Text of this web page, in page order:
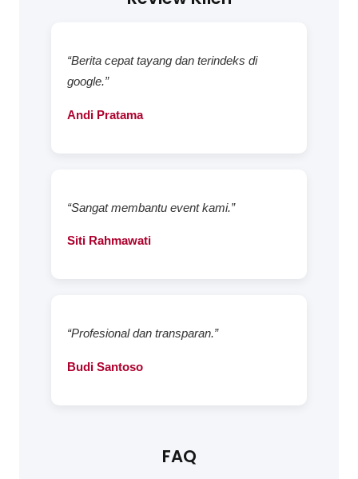
“Berita cepat tayang dan terindeks di
google.”
Andi Pratama
“Sangat membantu event kami.”
Siti Rahmawati
“Profesional dan transparan.”
Budi Santoso
FAQ